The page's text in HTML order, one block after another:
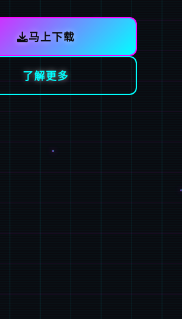
马上下载
了解更多